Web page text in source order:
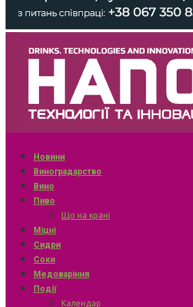
Новини
Виноградарство
Вино
Пиво
Що на крані
Міцні
Сидри
Соки
Медоваріння
Події
Календар